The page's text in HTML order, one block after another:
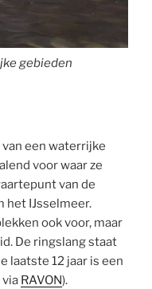
gebieden
een waterrijke
voor waar ze
van de
het IJsselmeer.
ook voor, maar
De ringslang staat
laatste 12 jaar is een
RAVON).